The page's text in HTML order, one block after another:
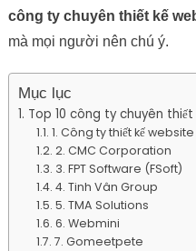
công ty chuyên thiết kế
mà mọi người nên chú ý.
Mục lục
Top 10 công ty chuyên
1. Công ty thiết kế
2. CMC Corporation
3. FPT Software (FSoft)
4. Tinh Vân Group
5. TMA Solutions
6. Webmini
7. Gomeetpete